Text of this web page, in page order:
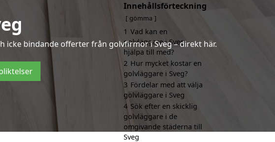
icke bindande offerter från golvfirmor i Sveg – direkt här.
Innehållsförteckning
gömma
1 Vad kan en
golvläggare i Sveg
hjälpa till med?
2 Hur mycket kostar en
golvläggare i Sveg?
3 Fördelar med att välja
golvläggare i Sveg
4 Sök efter en skicklig
golvläggare i de
omgivande städerna till
Sveg